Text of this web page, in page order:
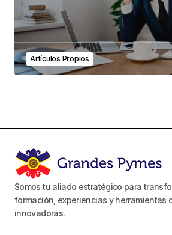
Artículos Propios
Somos tu aliado estratégico para
formación, experiencias y herramientas
innovadoras.